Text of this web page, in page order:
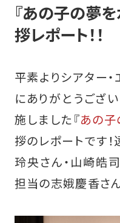
『あの子の夢
拶レポート！！
平素よりシアター
にありがとうござ
施しました『あの
拶のレポートです
玲央さん・山崎皓
担当の志娥慶香さ